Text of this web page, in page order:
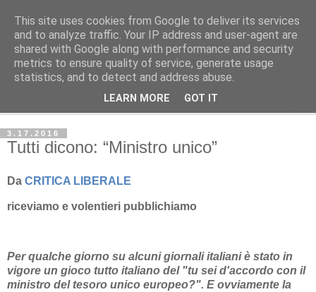
Avvenire dei Lavoratori
ECONOMIA
3.17.2016
Tutti dicono: “Ministro unico”
Da CRITICA LIBERALE
riceviamo e volentieri pubblichiamo
Per qualche giorno su alcuni giornali italiani è stato in
vigore un gioco tutto italiano del "tu sei d'accordo con il
ministro del tesoro unico europeo?". E ovviamente la
This site uses cookies from Google to deliver its services
and to analyze traffic. Your IP address and user-agent are
shared with Google along with performance and security
metrics to ensure quality of service, generate usage
statistics, and to detect and address abuse.
LEARN MORE GOT IT